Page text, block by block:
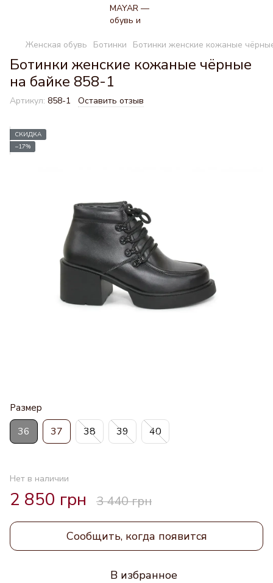
Женская обувь Ботинки Ботинки женские кожаные
Ботинки женские кожаные чёрные
на байке 858-1
Артикул: 858-1 Оставить отзыв
СКИДКА
−17%
Размер
36 37 38 39 40
Нет в наличии
2 850 грн 3 440 грн
Сообщить, когда появится
В избранное